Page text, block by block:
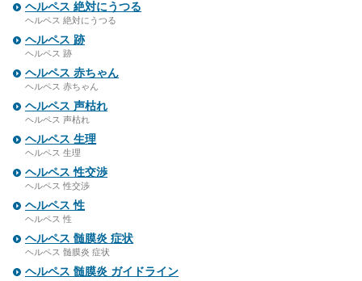
ヘルペス 絶対にうつる
ヘルペス 絶対にうつる
ヘルペス 跡
ヘルペス 跡
ヘルペス 赤ちゃん
ヘルペス 赤ちゃん
ヘルペス 声枯れ
ヘルペス 声枯れ
ヘルペス 生理
ヘルペス 生理
ヘルペス 性交渉
ヘルペス 性交渉
ヘルペス 性
ヘルペス 性
ヘルペス 髄膜炎 症状
ヘルペス 髄膜炎 症状
ヘルペス 髄膜炎 ガイドライン